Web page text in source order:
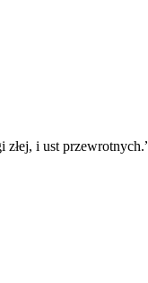
złej, i ust przewrotnych.